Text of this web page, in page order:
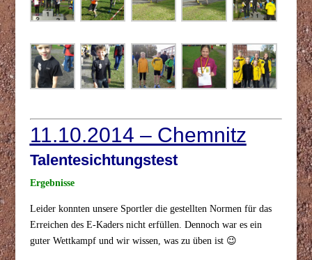
11.10.2014 – Chemnitz
Talentesichtungstest
Ergebnisse
Leider konnten unsere Sportler die gestellten Normen für das
Erreichen des E-Kaders nicht erfüllen. Dennoch war es ein
guter Wettkampf und wir wissen, was zu üben ist 😉